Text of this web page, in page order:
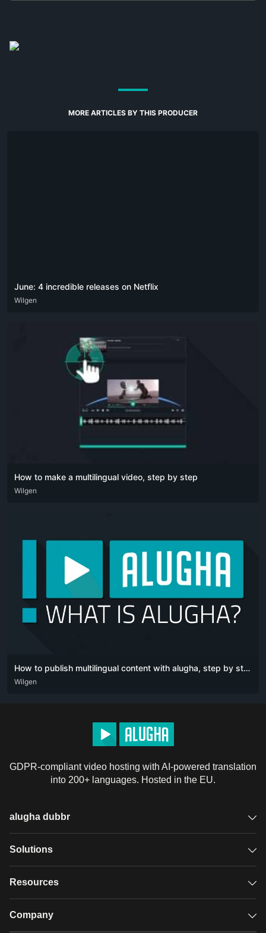
MORE ARTICLES BY THIS PRODUCER
June: 4 incredible releases on Netflix
DEU ENG
Wilgen
How to make a multilingual video, step by step
ARA DEU
Wilgen
How to publish multilingual content with alugha, step by step
ARA DEU
Wilgen
GDPR-compliant video hosting with AI-powered translation
into 200+ languages. Hosted in the EU.
alugha dubbr
Overview
Solutions
GDPR video hosting
Resources
Case studies
Company